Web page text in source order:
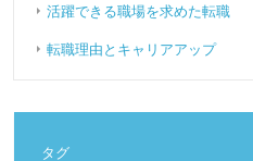
活躍できる職場を求めた転職
転職理由とキャリアアップ
タグ